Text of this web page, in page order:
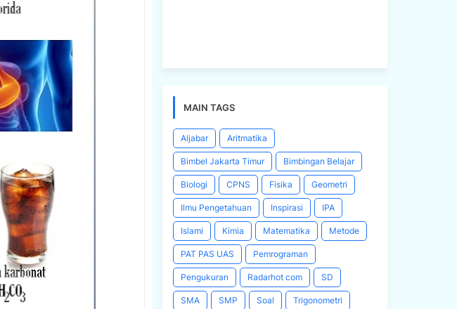
MAIN TAGS
Aljabar Aritmatika
Bimbel Jakarta Timur Bimbingan Belajar
Biologi CPNS Fisika Geometri
Ilmu Pengetahuan Inspirasi IPA
Islami Kimia Matematika Metode
PAT PAS UAS Pemrograman
Pengukuran Radarhot com SD
SMA SMP Soal Trigonometri